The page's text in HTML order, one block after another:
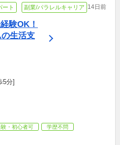
ート 副業/パラレルキャリア 14日前
験OK！
生活支
5分]
験・初心者可
学歴不問